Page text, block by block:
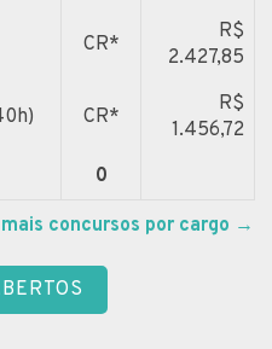
CR*
R$
2.427,85
CR*
R$
1.456,72
0
concursos por cargo →